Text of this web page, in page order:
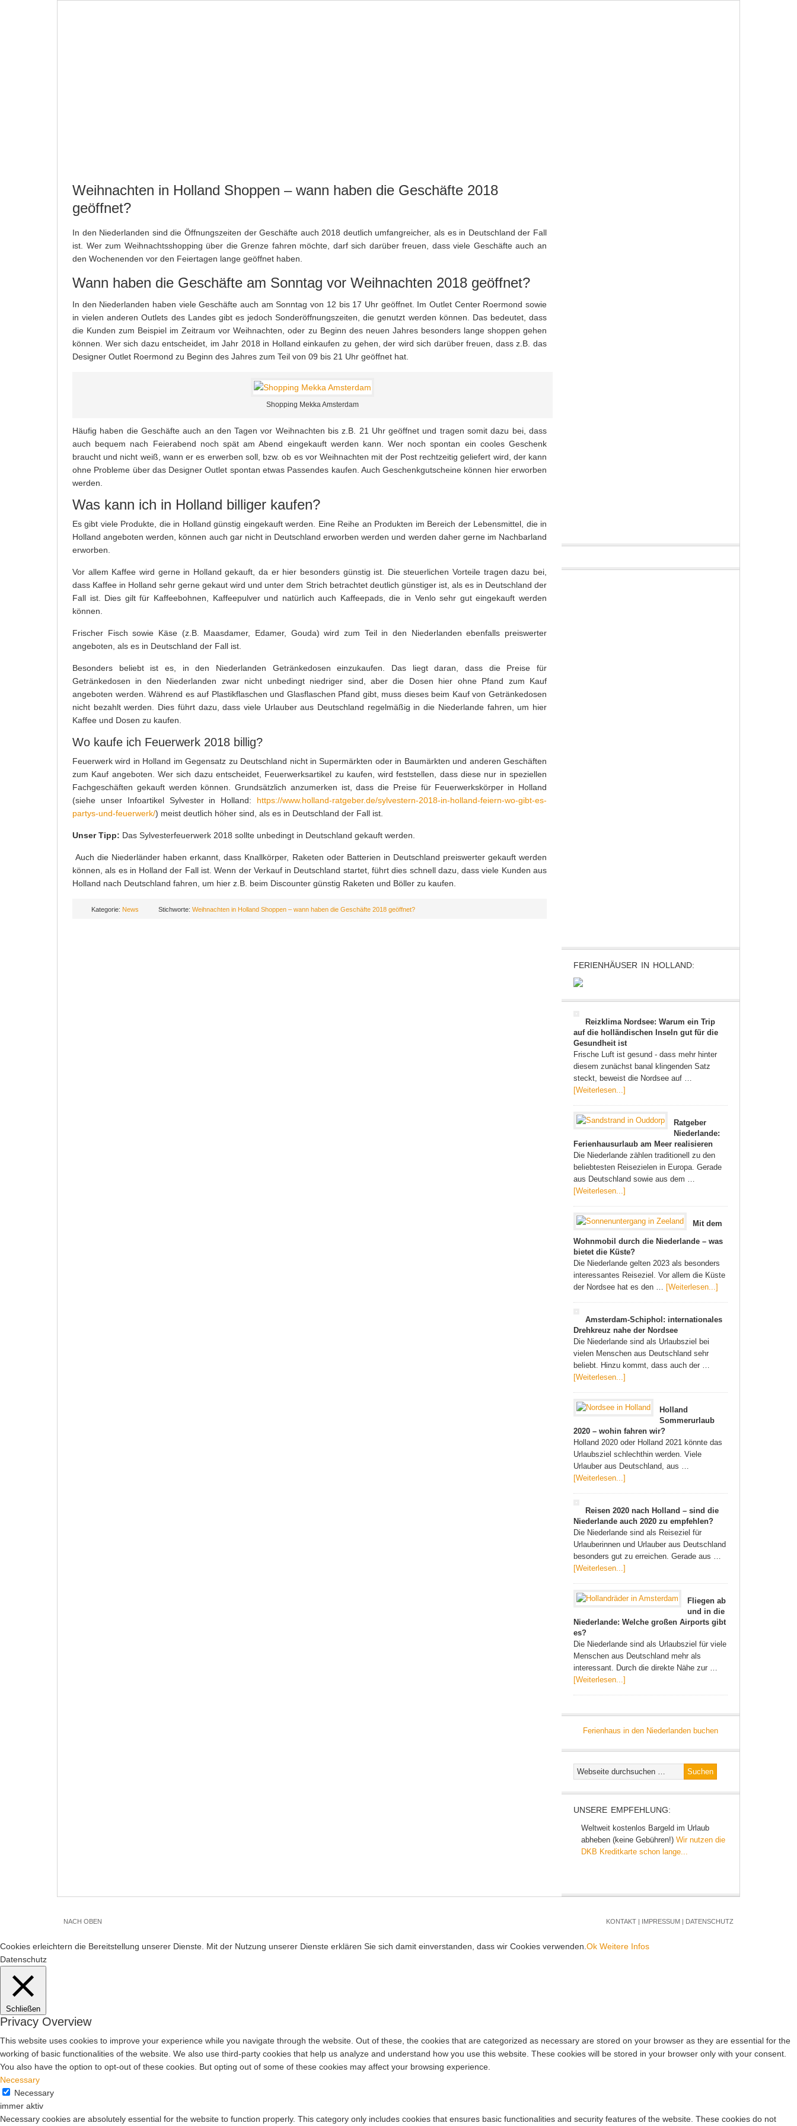
Weihnachten in Holland Shoppen – wann haben die Geschäfte 2018
geöffnet?
In den Niederlanden sind die Öffnungszeiten der Geschäfte auch 2018 deutlich umfangreicher, als es in Deutschland der Fall
ist. Wer zum Weihnachtsshopping über die Grenze fahren möchte, darf sich darüber freuen, dass viele Geschäfte auch an
den Wochenenden vor den Feiertagen lange geöffnet haben.
Wann haben die Geschäfte am Sonntag vor Weihnachten 2018 geöffnet?
In den Niederlanden haben viele Geschäfte auch am Sonntag von 12 bis 17 Uhr geöffnet. Im Outlet Center Roermond sowie
in vielen anderen Outlets des Landes gibt es jedoch Sonderöffnungszeiten, die genutzt werden können. Das bedeutet, dass
die Kunden zum Beispiel im Zeitraum vor Weihnachten, oder zu Beginn des neuen Jahres besonders lange shoppen gehen
können. Wer sich dazu entscheidet, im Jahr 2018 in Holland einkaufen zu gehen, der wird sich darüber freuen, dass z.B. das
Designer Outlet Roermond zu Beginn des Jahres zum Teil von 09 bis 21 Uhr geöffnet hat.
Shopping Mekka Amsterdam
Häufig haben die Geschäfte auch an den Tagen vor Weihnachten bis z.B. 21 Uhr geöffnet und tragen somit dazu bei, dass
auch bequem nach Feierabend noch spät am Abend eingekauft werden kann. Wer noch spontan ein cooles Geschenk
braucht und nicht weiß, wann er es erwerben soll, bzw. ob es vor Weihnachten mit der Post rechtzeitig geliefert wird, der kann
ohne Probleme über das Designer Outlet spontan etwas Passendes kaufen. Auch Geschenkgutscheine können hier erworben
werden.
Was kann ich in Holland billiger kaufen?
Es gibt viele Produkte, die in Holland günstig eingekauft werden. Eine Reihe an Produkten im Bereich der Lebensmittel, die in
Holland angeboten werden, können auch gar nicht in Deutschland erworben werden und werden daher gerne im Nachbarland
erworben.
Vor allem Kaffee wird gerne in Holland gekauft, da er hier besonders günstig ist. Die steuerlichen Vorteile tragen dazu bei,
dass Kaffee in Holland sehr gerne gekaut wird und unter dem Strich betrachtet deutlich günstiger ist, als es in Deutschland der
Fall ist. Dies gilt für Kaffeebohnen, Kaffeepulver und natürlich auch Kaffeepads, die in Venlo sehr gut eingekauft werden
können.
Frischer Fisch sowie Käse (z.B. Maasdamer, Edamer, Gouda) wird zum Teil in den Niederlanden ebenfalls preiswerter
angeboten, als es in Deutschland der Fall ist.
Besonders beliebt ist es, in den Niederlanden Getränkedosen einzukaufen. Das liegt daran, dass die Preise für
Getränkedosen in den Niederlanden zwar nicht unbedingt niedriger sind, aber die Dosen hier ohne Pfand zum Kauf
angeboten werden. Während es auf Plastikflaschen und Glasflaschen Pfand gibt, muss dieses beim Kauf von Getränkedosen
nicht bezahlt werden. Dies führt dazu, dass viele Urlauber aus Deutschland regelmäßig in die Niederlande fahren, um hier
Kaffee und Dosen zu kaufen.
Wo kaufe ich Feuerwerk 2018 billig?
Feuerwerk wird in Holland im Gegensatz zu Deutschland nicht in Supermärkten oder in Baumärkten und anderen Geschäften
zum Kauf angeboten. Wer sich dazu entscheidet, Feuerwerksartikel zu kaufen, wird feststellen, dass diese nur in speziellen
Fachgeschäften gekauft werden können. Grundsätzlich anzumerken ist, dass die Preise für Feuerwerkskörper in Holland
(siehe unser Infoartikel Sylvester in Holland: https://www.holland-ratgeber.de/sylvestern-2018-in-holland-feiern-wo-gibt-es-
partys-und-feuerwerk/) meist deutlich höher sind, als es in Deutschland der Fall ist.
Unser Tipp: Das Sylvesterfeuerwerk 2018 sollte unbedingt in Deutschland gekauft werden.
Auch die Niederländer haben erkannt, dass Knallkörper, Raketen oder Batterien in Deutschland preiswerter gekauft werden
können, als es in Holland der Fall ist. Wenn der Verkauf in Deutschland startet, führt dies schnell dazu, dass viele Kunden aus
Holland nach Deutschland fahren, um hier z.B. beim Discounter günstig Raketen und Böller zu kaufen.
Kategorie: News Stichworte: Weihnachten in Holland Shoppen – wann haben die Geschäfte 2018 geöffnet?
FERIENHÄUSER IN HOLLAND:
Reizklima Nordsee: Warum ein Trip
auf die holländischen Inseln gut für die
Gesundheit ist
Frische Luft ist gesund - dass mehr hinter
diesem zunächst banal klingenden Satz
steckt, beweist die Nordsee auf …
[Weiterlesen...]
Ratgeber
Niederlande:
Ferienhausurlaub am Meer realisieren
Die Niederlande zählen traditionell zu den
beliebtesten Reisezielen in Europa. Gerade
aus Deutschland sowie aus dem …
[Weiterlesen...]
Mit dem
Wohnmobil durch die Niederlande – was
bietet die Küste?
Die Niederlande gelten 2023 als besonders
interessantes Reiseziel. Vor allem die Küste
der Nordsee hat es den … [Weiterlesen...]
Amsterdam-Schiphol: internationales
Drehkreuz nahe der Nordsee
Die Niederlande sind als Urlaubsziel bei
vielen Menschen aus Deutschland sehr
beliebt. Hinzu kommt, dass auch der …
[Weiterlesen...]
Holland
Sommerurlaub
2020 – wohin fahren wir?
Holland 2020 oder Holland 2021 könnte das
Urlaubsziel schlechthin werden. Viele
Urlauber aus Deutschland, aus …
[Weiterlesen...]
Reisen 2020 nach Holland – sind die
Niederlande auch 2020 zu empfehlen?
Die Niederlande sind als Reiseziel für
Urlauberinnen und Urlauber aus Deutschland
besonders gut zu erreichen. Gerade aus …
[Weiterlesen...]
Fliegen ab
und in die
Niederlande: Welche großen Airports gibt
es?
Die Niederlande sind als Urlaubsziel für viele
Menschen aus Deutschland mehr als
interessant. Durch die direkte Nähe zur …
[Weiterlesen...]
Ferienhaus in den Niederlanden buchen
UNSERE EMPFEHLUNG:
Weltweit kostenlos Bargeld im Urlaub
abheben (keine Gebühren!) Wir nutzen die
DKB Kreditkarte schon lange...
NACH OBEN KONTAKT | IMPRESSUM | DATENSCHUTZ
Cookies erleichtern die Bereitstellung unserer Dienste. Mit der Nutzung unserer Dienste erklären Sie sich damit einverstanden, dass wir Cookies verwenden. Ok Weitere Infos
Datenschutz
Schließen
Privacy Overview
This website uses cookies to improve your experience while you navigate through the website. Out of these, the cookies that are categorized as necessary are stored on your browser as they are essential for the
working of basic functionalities of the website. We also use third-party cookies that help us analyze and understand how you use this website. These cookies will be stored in your browser only with your consent.
You also have the option to opt-out of these cookies. But opting out of some of these cookies may affect your browsing experience.
Necessary
Necessary
immer aktiv
Necessary cookies are absolutely essential for the website to function properly. This category only includes cookies that ensures basic functionalities and security features of the website. These cookies do not